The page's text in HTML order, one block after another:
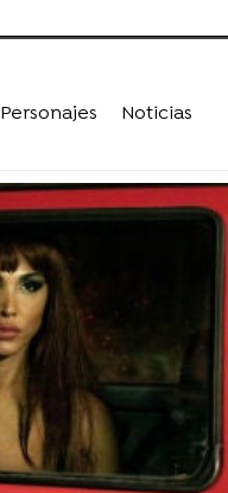
Personajes Noticias